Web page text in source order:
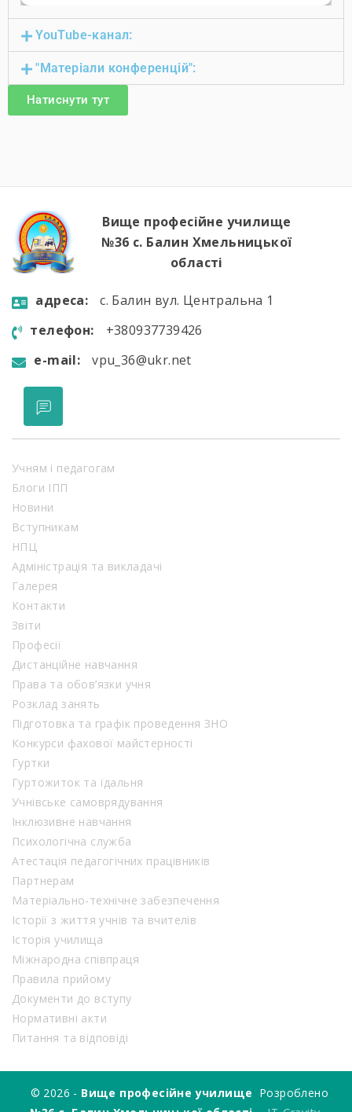
YouTube-канал:
"Матеріали конференцій":
Натиснути тут
Вище професійне училище
№36 с. Балин Хмельницької
області
aдресa:
с. Балин вул. Центральна 1
телефон:
+380937739426
e-mail:
vpu_36@ukr.net
Учням і педагогам
Блоги ІПП
Новини
Вступникам
НПЦ
Адміністрація та викладачі
Галерея
Контакти
Звіти
Професії
Дистанційне навчання
Права та обов’язки учня
Розклад занять
Підготовка та графік проведення ЗНО
Конкурси фахової майстерності
Гуртки
Гуртожиток та їдальня
Учнівське самоврядування
Інклюзивне навчання
Психологічна служба
Атестація педагогічних працівників
Партнерам
Матеріально-технічне забезпечення
Історії з життя учнів та вчителів
Історія училища
Міжнародна співпраця
Правила прийому
Документи до вступу
Нормативні акти
Питання та відповіді
© 2026 - Вище професійне училище Розроблено